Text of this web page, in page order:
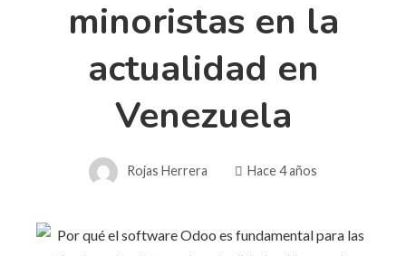
minoristas en la
actualidad en
Venezuela
Rojas Herrera Hace 4 años